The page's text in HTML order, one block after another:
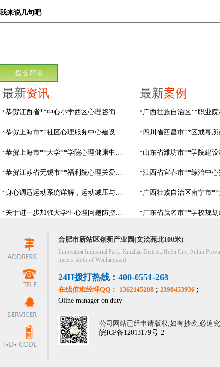
我来说几句吧
最新资讯
恭贺江西省**中心小学西区心理咨询教室设备采购项目由阳光心健代理商中标
恭贺上海市**社区心理服务中心建设项目由阳光心健代理商中标
恭贺上海市**大学**学院心理健康中心建设项目由阳光心健代理商中标
恭贺江苏省无锡市**福利院心理关爱中心建设项目由阳光心健代理商中标
身心调适运动系统详解，运动减压与心理调适全指南
关于进一步加强大学生心理问题防控，防控大学生心理危机
最新案例
合肥市新站区创新产业园(文浍苑北100米)
Innovation Industrial Park, Xinzhan District, Hefei City, Anhui
meters north of Wenhuiyuan)
24H拨打热线：400-0551-268
在线值班经理QQ： 1362145288 ; 2398453936 ;
Oline manager on duty
公司网站已经申请版权,如有抄袭,必追
皖ICP备12013179号-2